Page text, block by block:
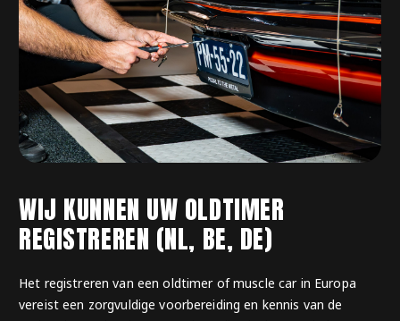
WIJ KUNNEN UW OLDTIMER
REGISTREREN (NL, BE, DE)
Het registreren van een oldtimer of muscle car in Europa
vereist een zorgvuldige voorbereiding en kennis van de